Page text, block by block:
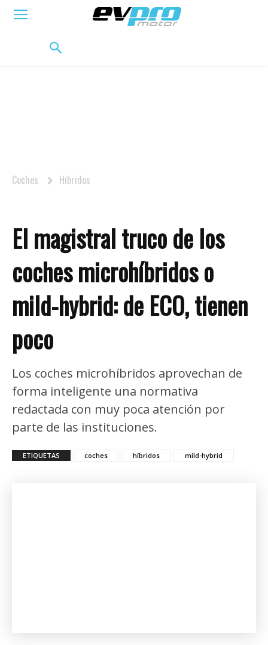
Coches Híbridos
El magistral truco de los
coches microhíbridos o
mild-hybrid: de ECO, tienen
poco
Los coches microhíbridos aprovechan de
forma inteligente una normativa
redactada con muy poca atención por
parte de las instituciones.
ETIQUETAS coches híbridos mild-hybrid